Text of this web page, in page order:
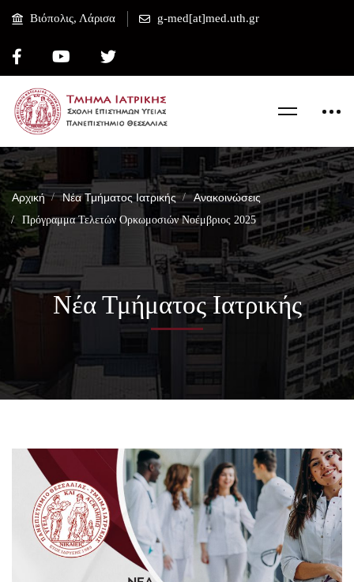
Βιόπολις, Λάρισα g-med[at]med.uth.gr
Αρχική Νέα Τμήματος Ιατρικής Ανακοινώσεις
Πρόγραμμα Τελετών Ορκωμοσιών Νοέμβριος 2025
Νέα Τμήματος Ιατρικής